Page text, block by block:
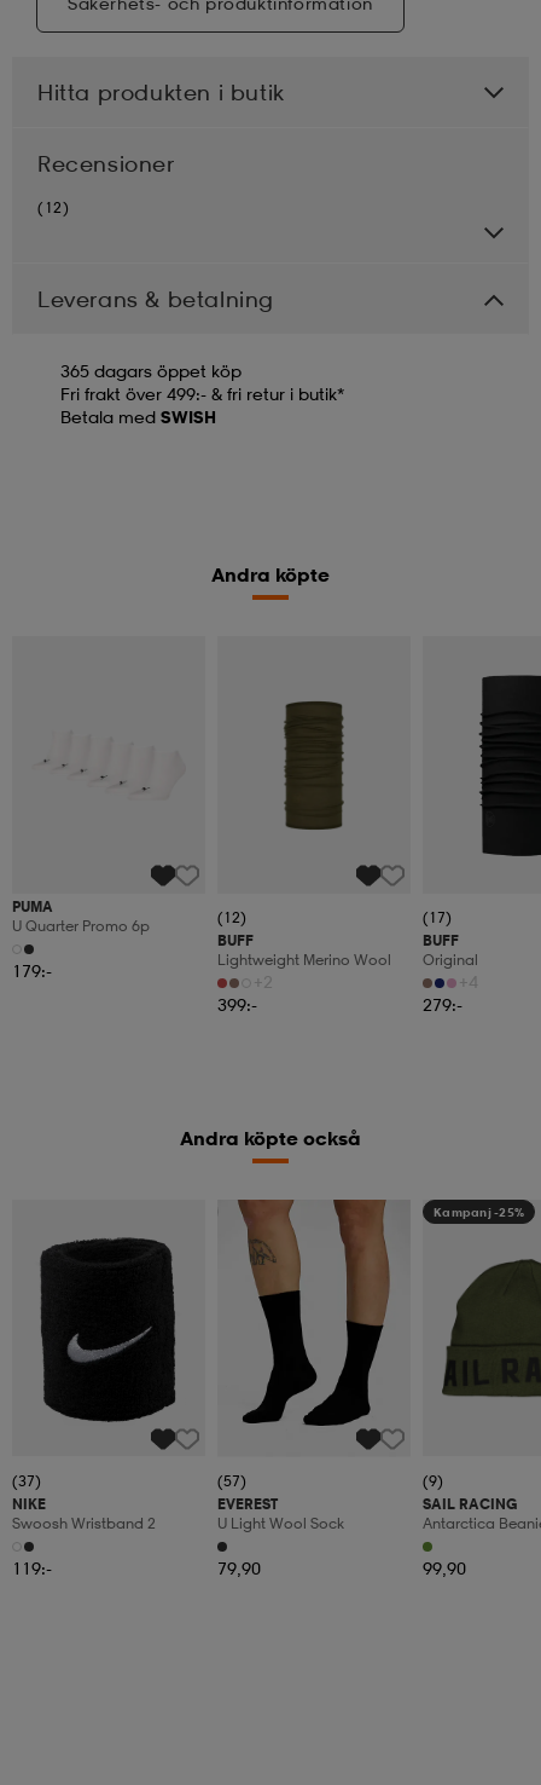
Hitta produkten i butik
Recensioner
(12)
Leverans & betalning
365 dagars öppet köp
Fri frakt över 499:- & fri retur i butik*
Betala med SWISH
Andra köpte
PUMA
U Quarter Promo 6p
179:-
(12)
BUFF
Lightweight Merino Wool
+2
399:-
(17)
BUFF
Original
+4
279:-
Andra köpte också
(37)
NIKE
Swoosh Wristband 2
119:-
Kampanj -25%
(57)
EVEREST
U Light Wool Sock
79,90
Kampanj -25%
(9)
SAIL RACING
Antarctica
99,90